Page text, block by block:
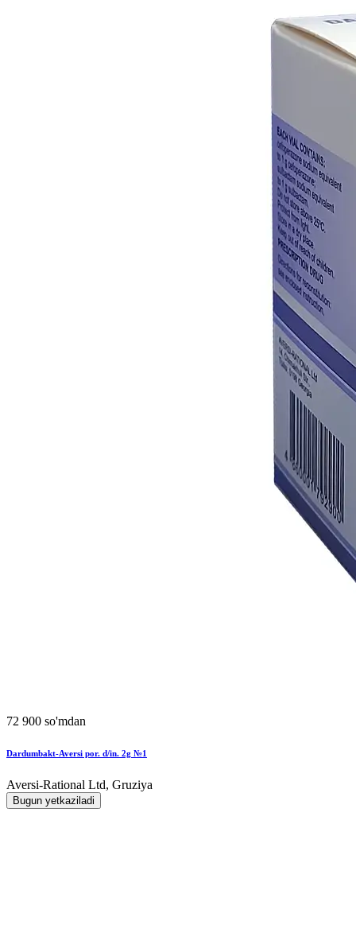
72 900 so'mdan
Dardumbakt-Aversi por. d/in. 2g №1
Aversi-Rational Ltd, Gruziya
Bugun yetkaziladi